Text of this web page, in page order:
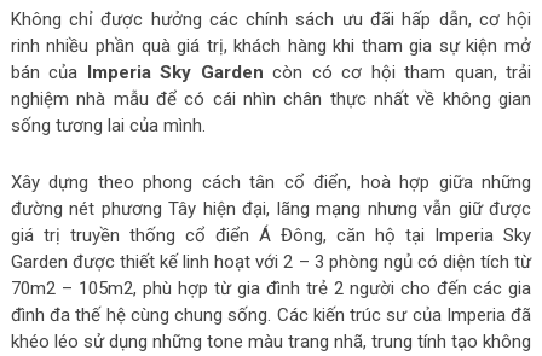
Không chỉ được hưởng các chính sách ưu đãi hấp dẫn, cơ hội
rinh nhiều phần quà giá trị, khách hàng khi tham gia sự kiện mở
bán của Imperia Sky Garden còn có cơ hội tham quan, trải
nghiệm nhà mẫu để có cái nhìn chân thực nhất về không gian
sống tương lai của mình.
Xây dựng theo phong cách tân cổ điển, hoà hợp giữa những
đường nét phương Tây hiện đại, lãng mạng nhưng vẫn giữ được
giá trị truyền thống cổ điển Á Đông, căn hộ tại Imperia Sky
Garden được thiết kế linh hoạt với 2 – 3 phòng ngủ có diện tích từ
70m2 – 105m2, phù hợp từ gia đình trẻ 2 người cho đến các gia
đình đa thế hệ cùng chung sống. Các kiến trúc sư của Imperia đã
khéo léo sử dụng những tone màu trang nhã, trung tính tạo không